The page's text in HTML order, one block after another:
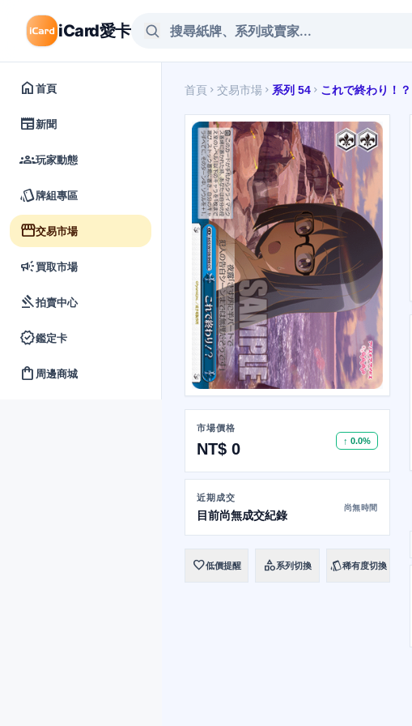
iCard愛卡
home首頁
newspaper新聞
groups玩家動態
style牌組專區
storefront交易市場
campaign買取市場
gavel拍賣中心
verified鑑定卡
shopping_bag 周邊商城
首頁 chevron_right 交易市場 chevron_right 系列 54 chevron_right これで終わり！？
市場價格
NT$ 0 ↑ 0.0%
近期成交
目前尚無成交紀錄
尚無時間
favorite低價提醒 category系列切換 style稀有度切換